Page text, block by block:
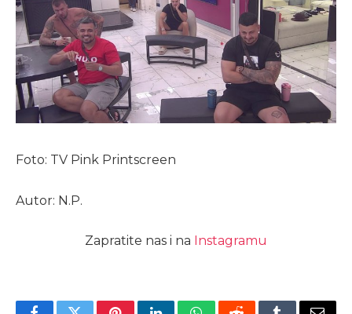
Foto: TV Pink Printscreen
Autor: N.P.
Zapratite nas i na Instagramu